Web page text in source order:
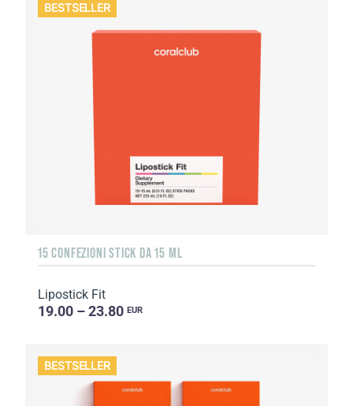
BESTSELLER
15 CONFEZIONI STICK DA 15 ML
Lipostick Fit
19.00 – 23.80 EUR
BESTSELLER